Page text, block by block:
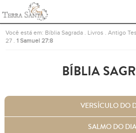
Ir para a página inicial
Você está em: Bíblia Sagrada Livros .Antigo
27 .1 Samuel 27:8
BÍBLIA
VERSÍCULO DO
SALMO DO DIA